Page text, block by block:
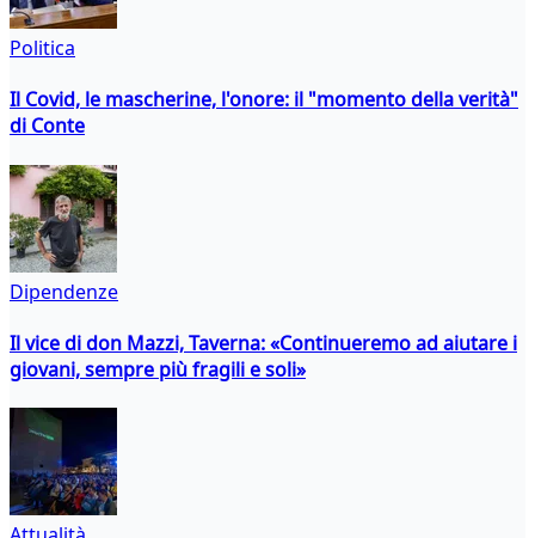
Politica
Il Covid, le mascherine, l'onore: il "momento della verità"
di Conte
Dipendenze
Il vice di don Mazzi, Taverna: «Continueremo ad aiutare i
giovani, sempre più fragili e soli»